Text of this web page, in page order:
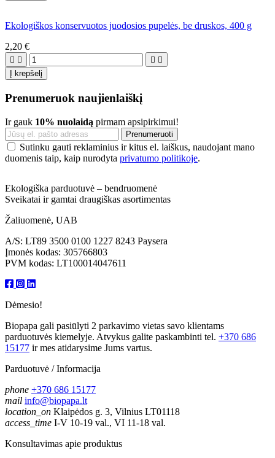
Ekologiškos konservuotos juodosios pupelės, be druskos, 400 g
2,20 €
   
Į krepšelį
Prenumeruok naujienlaiškį
Ir gauk 10% nuolaidą pirmam apsipirkimui!
Sutinku gauti reklaminius ir kitus el. laiškus, naudojant mano
duomenis taip, kaip nurodyta privatumo politikoje.
Ekologiška parduotuvė – bendruomenė
Sveikatai ir gamtai draugiškas asortimentas
Žaliuomenė, UAB
A/S: LT89 3500 0100 1227 8243 Paysera
Įmonės kodas: 305766803
PVM kodas: LT100014047611
Dėmesio!
Biopapa gali pasiūlyti 2 parkavimo vietas savo klientams
parduotuvės kiemelyje. Atvykus galite paskambinti tel. +370 686
15177 ir mes atidarysime Jums vartus.
Parduotuvė / Informacija
phone +370 686 15177
mail info@biopapa.lt
location_on Klaipėdos g. 3, Vilnius LT01118
access_time I-V 10-19 val., VI 11-18 val.
Konsultavimas apie produktus